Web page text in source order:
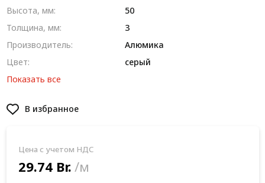
Высота, мм:
50
Толщина, мм:
3
Производитель:
Алюмика
Цвет:
серый
Показать все
В избранное
Цена с учетом НДС
29.74 Br. /м